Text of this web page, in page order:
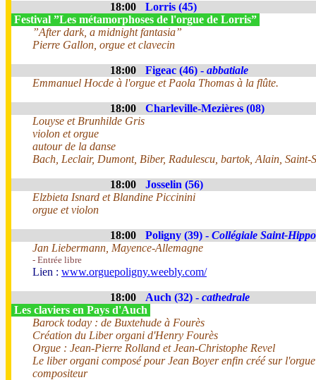
18:00
Lorris (45)
Festival ”Les métamorphoses de l'orgue de Lorris”
”After dark, a midnight fantasia”
Pierre Gallon, orgue et clavecin
18:00 Figeac (46) - abbatiale
Emmanuel Hocde à l'orgue et Paola Thomas à la flûte.
18:00
Charleville-Mezières (08)
Louyse et Brunhilde Gris
violon et orgue
autour de la danse
Bach, Leclair, Dumont, Biber, Radulescu, bartok, Alain, Saint-
18:00
Josselin (56)
Elzbieta Isnard et Blandine Piccinini
orgue et violon
18:00 Poligny (39) - Collégiale Saint-
Jan Liebermann, Mayence-Allemagne
- Entrée libre
Lien : www.orguepoligny.weebly.com/
18:00 Auch (32) - cathedrale
Les claviers en Pays d'Auch
Barock today : de Buxtehude à Fourès
Création du Liber organi d'Henry Fourès
Orgue : Jean-Pierre Rolland et Jean-Christophe Revel
Le liber organi composé pour Jean Boyer enfin créé sur
compositeur